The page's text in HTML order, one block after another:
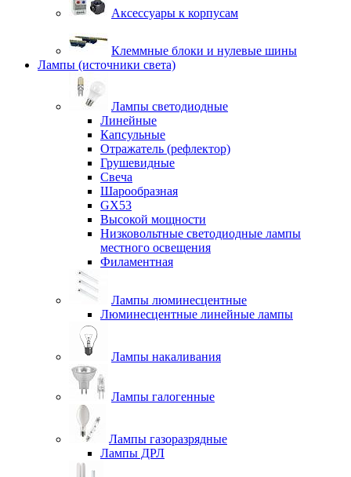
Аксессуары к корпусам
Клеммные блоки и нулевые шины
Лампы (источники света)
Лампы светодиодные
Линейные
Капсульные
Отражатель (рефлектор)
Грушевидные
Свеча
Шарообразная
GX53
Высокой мощности
Низковольтные светодиодные лампы
местного освещения
Филаментная
Лампы люминесцентные
Люминесцентные линейные лампы
Лампы накаливания
Лампы галогенные
Лампы газоразрядные
Лампы ДРЛ